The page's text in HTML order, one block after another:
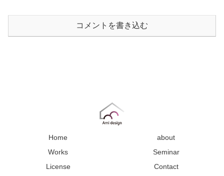
コメントを書き込む
Home
about
Works
Seminar
License
Contact